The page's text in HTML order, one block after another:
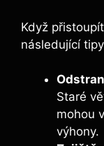
Když
následující
Staré
mohou
výhony.